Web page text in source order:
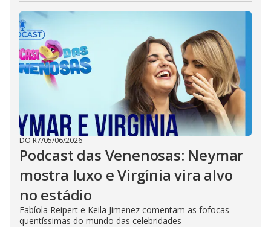
DO R7/05/06/2026
Podcast das Venenosas: Neymar
mostra luxo e Virgínia vira alvo
no estádio
Fabíola Reipert e Keila Jimenez comentam as fofocas
quentíssimas do mundo das celebridades